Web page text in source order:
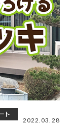
ト
2022.03.28